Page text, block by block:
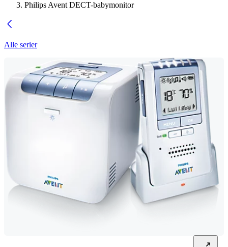
Philips Avent DECT-babymonitor
Alle serier